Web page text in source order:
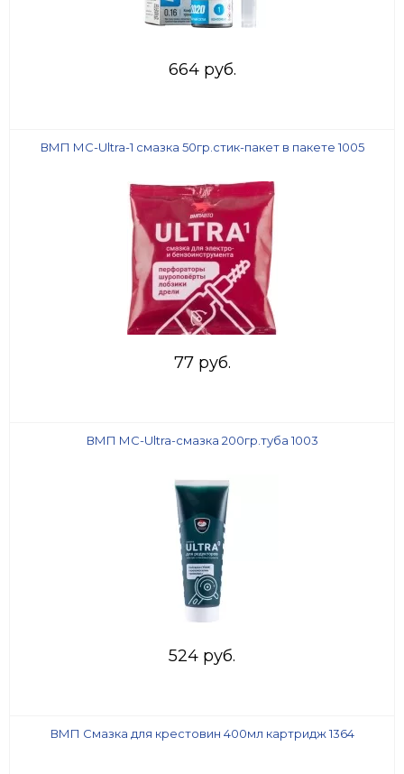
664 руб.
ВМП МС-Ultra-1 смазка 50гр.стик-пакет в пакете 1005
77 руб.
ВМП МС-Ultra-смазка 200гр.туба 1003
524 руб.
ВМП Смазка для крестовин 400мл картридж 1364